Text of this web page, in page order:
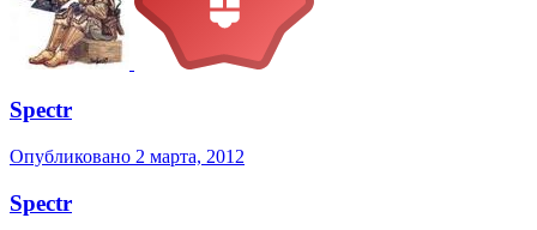
Spectr
Опубликовано 2 марта, 2012
Spectr